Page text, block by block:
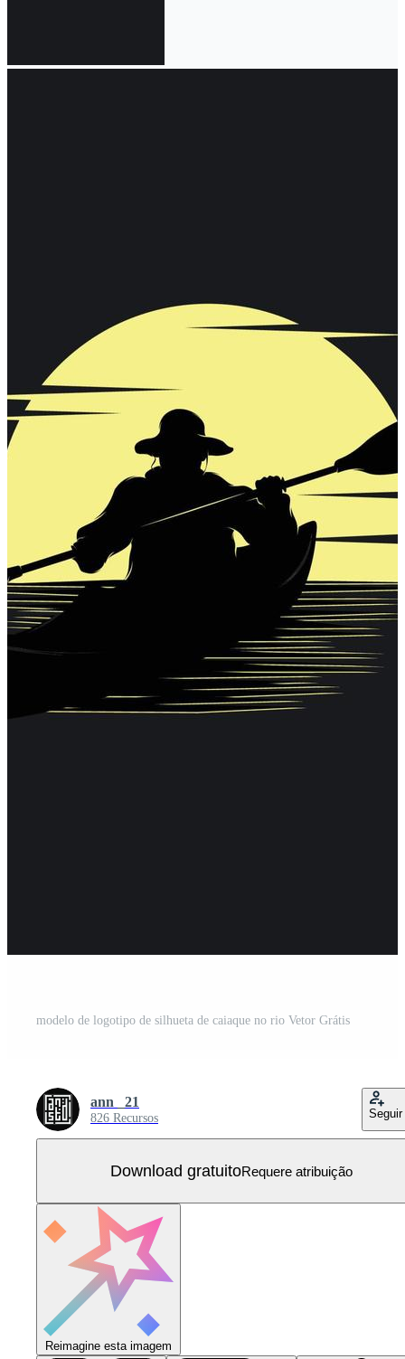
modelo de logotipo de silhueta de caiaque no rio Vetor Grátis
ann _21
826 Recursos Seguir
Download gratuitoRequere atribuição
Reimagine esta imagem